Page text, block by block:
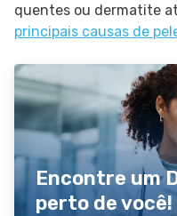
quentes ou dermatite
principais causas de
Encontre um
perto de você!